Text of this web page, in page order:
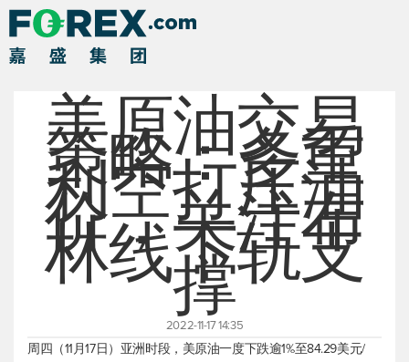
美原油交易
策略：多重
利空打压油
价，关注布
林线下轨支
撑
2022-11-17 14:35
周四（11月17日）亚洲时段， 美原油一度下跌逾1%至84.29美元/